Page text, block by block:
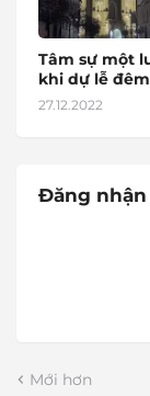
Tâm sự một
khi dự lễ
27.12.2022
Đăng
Mới hơn